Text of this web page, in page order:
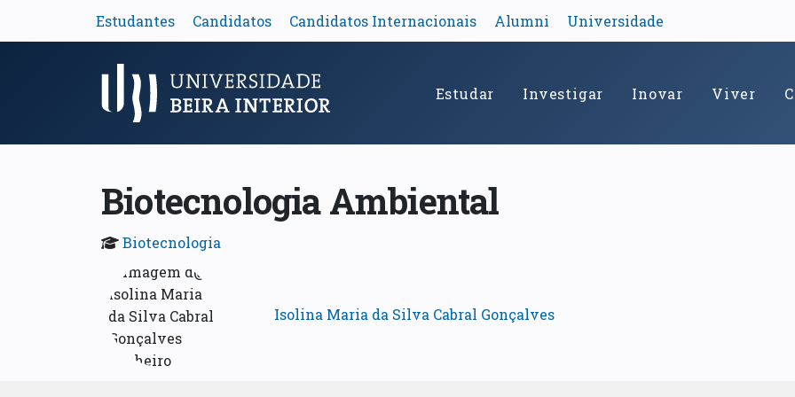
Estudantes Candidatos Candidatos Internacionais Alumni Universidade
Menu Principal Estudar Investigar Inovar Viver
Biotecnologia Ambiental
Biotecnologia
Isolina Maria da Silva Cabral Gonçalves